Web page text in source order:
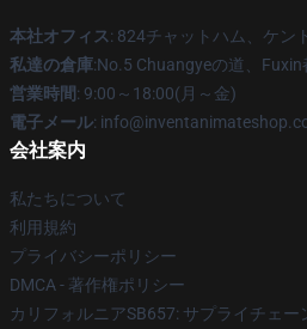
本社オフィス: 824チャットハム、ケン
私達の倉庫:No.5 Chuangyeの道、
営業時間: 9:00～18:00(月～金)
電子メール:
会社案内
私たちについて
利用規約
プライバシーポリシー
DMCA - 著作権ポリシー
カリフォルニアSB657: サプライチェー